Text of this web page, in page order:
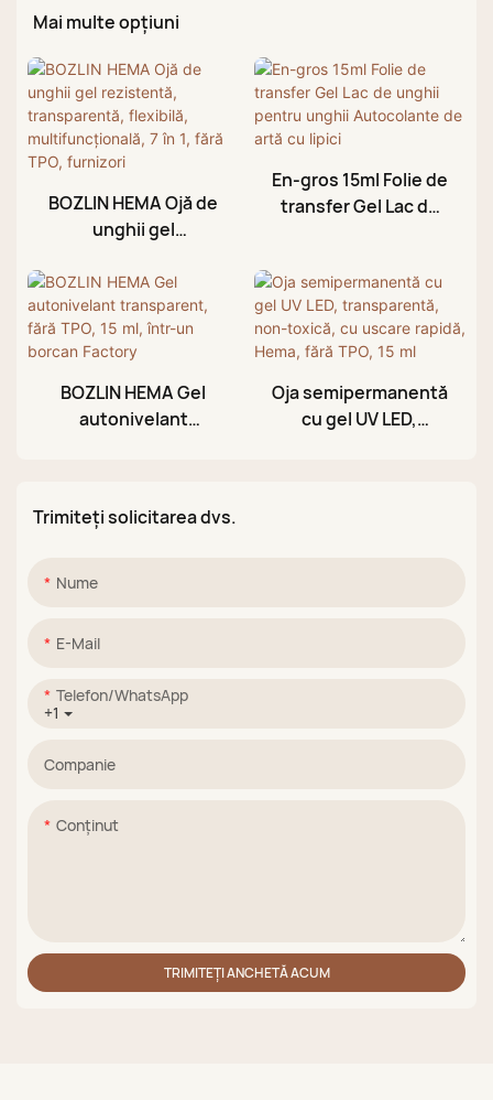
Mai multe opțiuni
BOZLIN HEMA Ojă de
unghii gel
transparentă,
flexibilă,
multifuncțională, 7 în
1, fără TPO, furnizori
En-gros 15ml Folie de
transfer Gel Lac de
cu lipici
BOZLIN HEMA Gel
autonivelant
Oja semipermanentă
cu gel UV LED,
Trimiteți solicitarea dvs.
Nume
E-Mail
+1
Telefon/WhatsApp
Companie
Conţinut
TRIMITEȚI ANCHETĂ ACUM